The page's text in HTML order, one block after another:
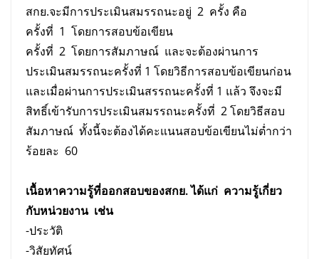
สกย.จะมีการประเมินสมรรถนะอยู่ 2 ครั้ง คือ
ครั้งที่ 1 โดยการสอบข้อเขียน
ครั้งที่ 2 โดยการสัมภาษณ์ และจะต้องผ่านการ
ประเมินสมรรถนะครั้งที่ 1 โดยวิธีการสอบข้อเขียนก่อน
และเมื่อผ่านการประเมินสรรถนะครั้งที่ 1 แล้ว จึงจะมี
สิทธิ์เข้ารับการประเมินสมรรถนะครั้งที่ 2 โดยวิธีสอบ
สัมภาษณ์ ทั้งนี้จะต้องได้คะแนนสอบข้อเขียนไม่ต่ำกว่า
ร้อยละ 60
เนื้อหาความรู้ที่ออกสอบของสกย.ได้แก่ ความรู้เกี่ยว
กับหน่วยงาน เช่น
-ประวัติ
-วิสัยทัศน์